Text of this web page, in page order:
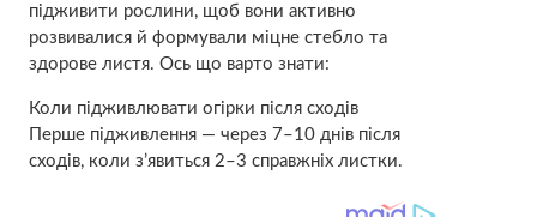
підживити рослини, щоб вони активно
розвивалися й формували міцне стебло та
здорове листя. Ось що варто знати:
Коли підживлювати огірки після сходів
Перше підживлення — через 7–10 днів після
сходів, коли з’явиться 2–3 справжніх листки.